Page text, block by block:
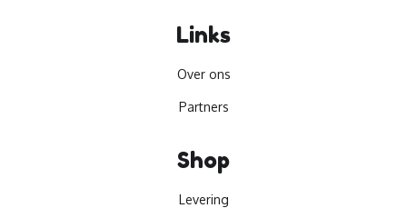
Links
Over ons
Partners
Shop
Levering